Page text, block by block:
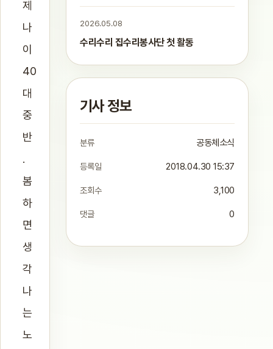
제
나
이
40
대
중
반
.
봄
하
면
생
각
나
는
노
2026.05.08
수리수리 집수리봉사단 첫 활동
기사 정보
분류 공동체소식
등록일 2018.04.30 15:37
조회수 3,100
댓글 0